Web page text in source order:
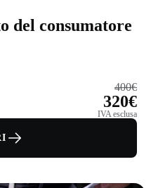
del consumatore
400€
320€
IVA esclusa